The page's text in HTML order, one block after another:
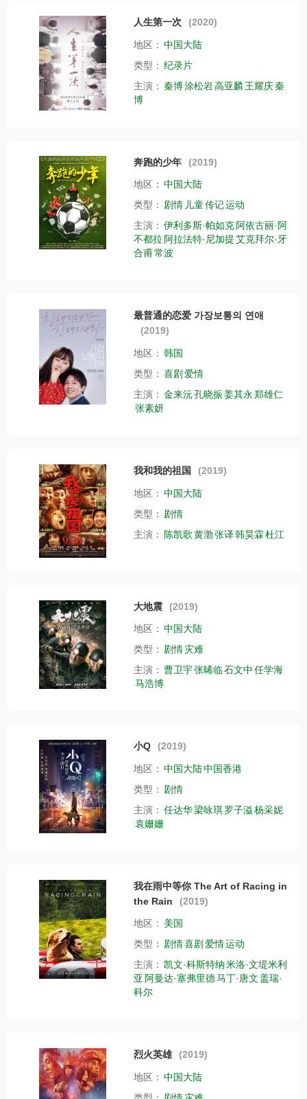
人生第一次 (2020)
地区： 中国大陆
类型： 纪录片
主演： 秦博涂松岩高亚麟王耀庆秦
博
奔跑的少年 (2019)
地区： 中国大陆
类型： 剧情 儿童传记运动
主演： 伊利多斯·帕如克 阿依古丽·阿
不都拉 阿拉法特·尼加提艾克拜尔·牙
合甫常波
最普通的恋爱 가장보통의 연애
(2019)
地区： 韩国
类型： 喜剧 爱情
主演： 金来沅孔晓振姜其永 郑雄仁
张素妍
我和我的祖国 (2019)
地区： 中国大陆
类型： 剧情
主演： 陈凯歌黄渤张译韩昊霖杜江
大地震 (2019)
地区： 中国大陆
类型： 剧情灾难
主演： 曹卫宇张晞临石文中任学海
马浩博
小Q (2019)
地区： 中国大陆中国香港
类型： 剧情
主演： 任达华梁咏琪罗子溢杨采妮
袁姗姗
我在雨中等你 The Art of Racing in
the Rain
(2019)
地区： 美国
类型： 剧情喜剧 爱情运动
主演： 凯文·科斯特纳米洛·文堤米利
亚 阿曼达·塞弗里德马丁·唐文盖瑞·
科尔
烈火英雄 (2019)
地区： 中国大陆